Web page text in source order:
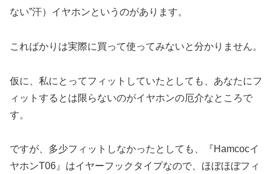
ない”汗）イヤホンというのがあります。
こればかりは実際に買って使ってみないと分かりません。
仮に、私にとってフィットしていたとしても、あなたにフ
ィットするとは限らないのがイヤホンの厄介なところで
す。
ですが、多少フィットしなかったとしても、『Hamcocイ
ヤホンT06』はイヤーフックタイプなので、ほぼほぼフィ